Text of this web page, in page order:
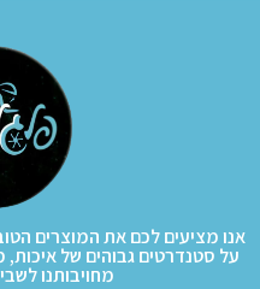
אנו מציעים לכם את המוצרים
על סטנדרטים גבוהים של
מחויבותנו